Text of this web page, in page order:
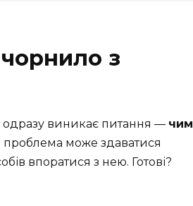
з
виникає питання — чим
проблема може здаватися
впоратися з нею. Готові?